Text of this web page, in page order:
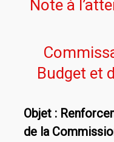
Note à
Budget et
Objet :
de la